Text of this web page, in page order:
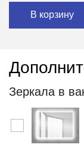
В корзину
Зеркала в